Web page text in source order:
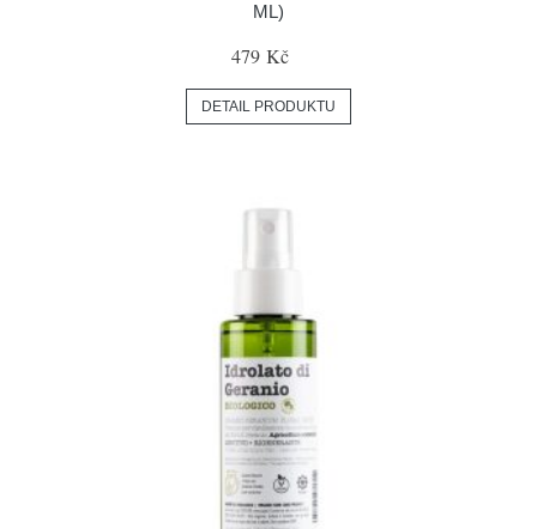
ML)
479 Kč
DETAIL PRODUKTU